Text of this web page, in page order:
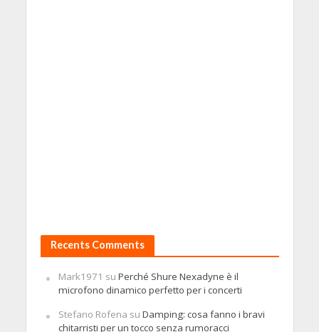
Recents Comments
Mark1971 su Perché Shure Nexadyne è il
microfono dinamico perfetto per i concerti
Stefano Rofena su Damping: cosa fanno i bravi
chitarristi per un tocco senza rumoracci